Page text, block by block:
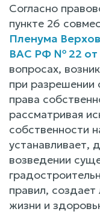
Согласно
пункте 26
Пленума
ВАС РФ № 22 от
вопросах,
при разрешении
права
рассматривая
собственности
устанавливает,
возведении
правил, создает
жизни и